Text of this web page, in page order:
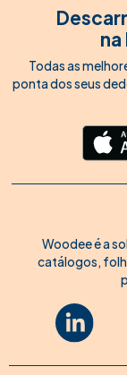
Todas as
ponta dos seus
Woodee é a
catálogos,